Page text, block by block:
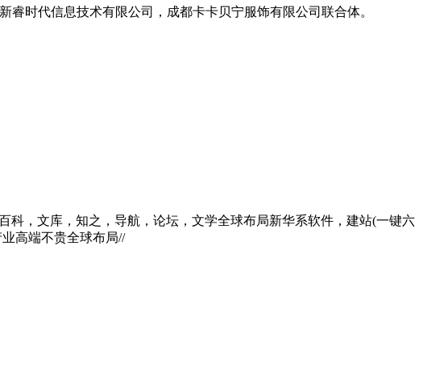
时代信息技术有限公司，成都卡卡贝宁服饰有限公司联合体。
，文库，知之，导航，论坛，文学全球布局新华系软件，建站(一键六
高端不贵全球布局//